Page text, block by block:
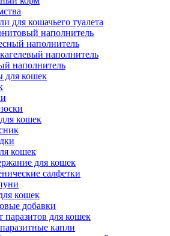
для кошачьего туалета
наполнитель
наполнитель
наполнитель
наполнитель
для кошек
кошек
кошек
для кошек
салфетки
кошек
добавки
паразитов для кошек
капли